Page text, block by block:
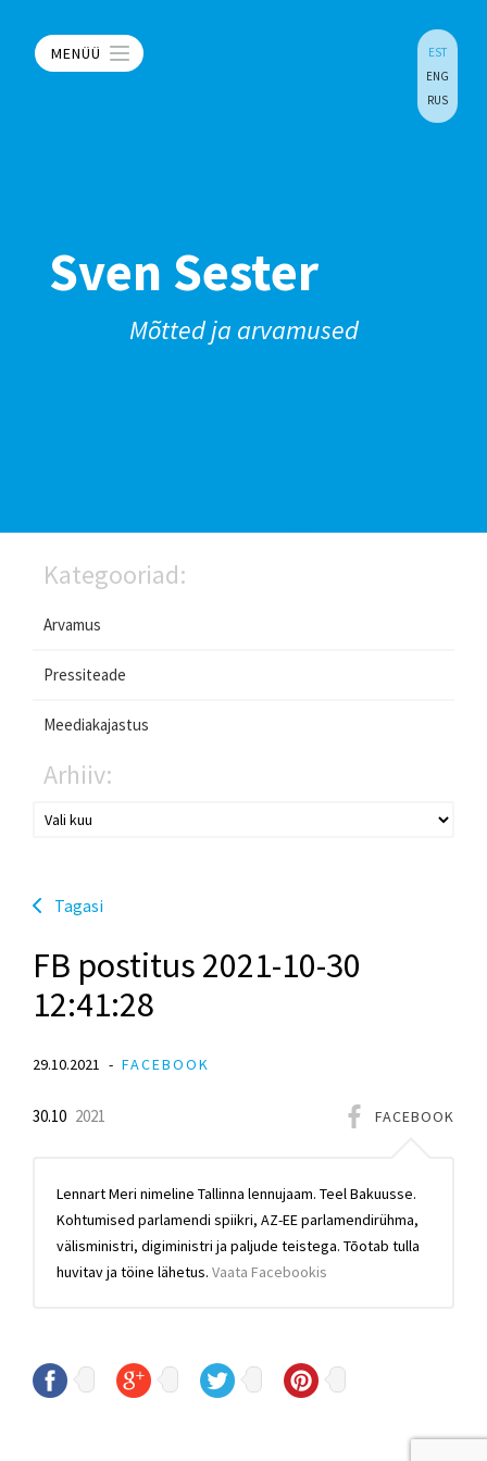
MENÜÜ
EST
ENG
RUS
Sven Sester
Mõtted ja arvamused
Kategooriad:
Arvamus
Pressiteade
Meediakajastus
Arhiiv:
Tagasi
FB postitus 2021-10-30
12:41:28
29.10.2021 FACEBOOK
FACEBOOK
30.10 2021
Lennart Meri nimeline Tallinna lennujaam. Teel Bakuusse.
Kohtumised parlamendi spiikri, AZ-EE parlamendirühma,
välisministri, digiministri ja paljude teistega. Tōotab tulla
huvitav ja töine lähetus. Vaata Facebookis